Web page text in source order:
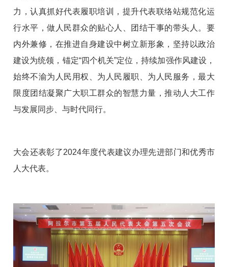
力，认真抓好代表履职培训，提升代表联络站规范化运
行水平，做人民群众的贴心人、团结干事的带头人。要
内外兼修，在推进自身建设中树立新形象，坚持以政治
建设为统领，锚定“四个机关”定位，持续加强作风建设，
始终不渝为人民用权、为人民履职、为人民服务，最大
限度团结凝聚广大职工群众的智慧力量，推动人大工作
与发展同步、与时代同行。
大会还表彰了2024年度代表建议办理先进部门和优秀市
人大代表。